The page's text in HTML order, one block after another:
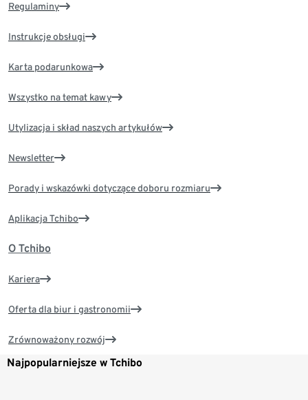
Regulaminy
Instrukcje obsługi
Karta podarunkowa
Wszystko na temat kawy
Utylizacja i skład naszych artykułów
Newsletter
Porady i wskazówki dotyczące doboru rozmiaru
Aplikacja Tchibo
O Tchibo
Kariera
Oferta dla biur i gastronomii
Zrównoważony rozwój
Najpopularniejsze w Tchibo